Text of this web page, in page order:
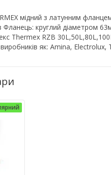
мідний з латунним
Фланець: круглий діаметром
Thermex RZB
виробників як: Amina,